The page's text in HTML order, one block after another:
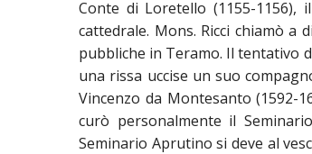
Conte di Loretello (1155-
cattedrale. Mons. Ricci chiamò
pubbliche in Teramo. Il tentativo
una rissa uccise un suo
Vincenzo da Montesanto (1592-
curò personalmente il
Seminario Aprutino si deve al